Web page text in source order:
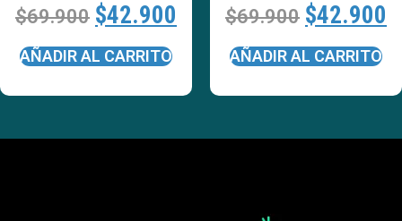
$69.900 $42.900
AÑADIR AL CARRITO
$69.900 $42.900
AÑADIR AL CARRITO